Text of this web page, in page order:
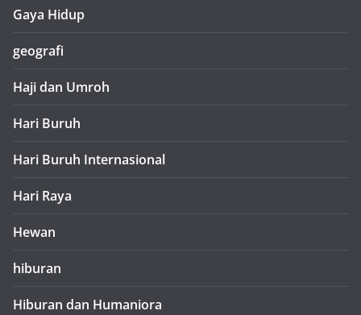
Gaya Hidup
geografi
Haji dan Umroh
Hari Buruh
Hari Buruh Internasional
Hari Raya
Hewan
hiburan
Hiburan dan Humaniora